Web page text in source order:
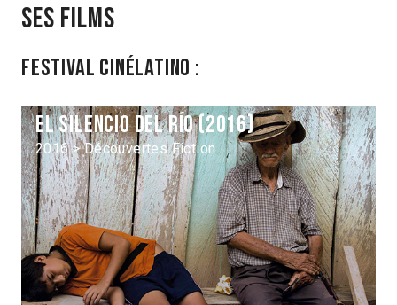
Ses films
Festival Cinélatino :
El Silencio del río (2016)
2016 > Découvertes Fiction